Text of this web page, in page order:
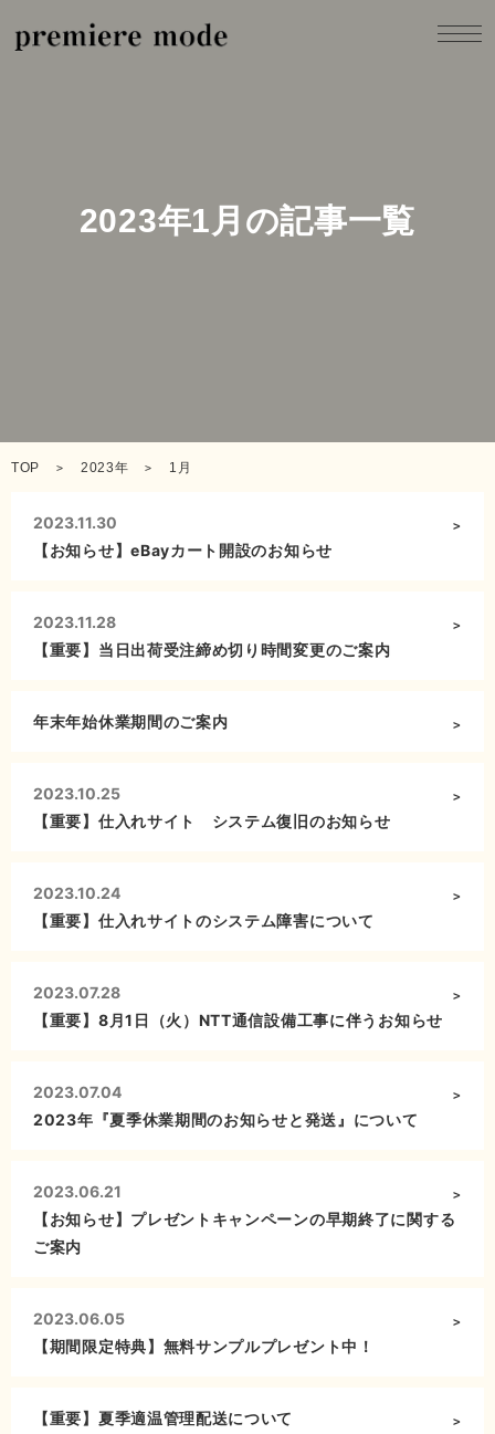
製品開発
2023年1月の記事一覧
TOP 2023年 1月
2023.11.30
【お知らせ】eBayカート開設のお知らせ
2023.11.28
【重要】当日出荷受注締め切り時間変更のご案内
年末年始休業期間のご案内
2023.10.25
【重要】仕入れサイト システム復旧のお知らせ
2023.10.24
【重要】仕入れサイトのシステム障害について
2023.07.28
【重要】8月1日（火）NTT通信設備工事に伴うお知らせ
2023.07.04
2023年『夏季休業期間のお知らせと発送』について
2023.06.21
【お知らせ】プレゼントキャンペーンの早期終了に関する
ご案内
2023.06.05
【期間限定特典】無料サンプルプレゼント中！
【重要】夏季適温管理配送について